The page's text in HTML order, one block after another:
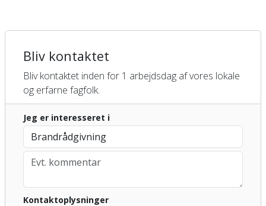
Bliv kontaktet
Bliv kontaktet inden for 1 arbejdsdag af vores lokale
og erfarne fagfolk.
Jeg er interesseret i
Kontaktoplysninger